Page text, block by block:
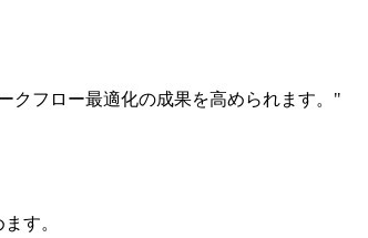
フロー最適化の成果を高められます。 "
す。